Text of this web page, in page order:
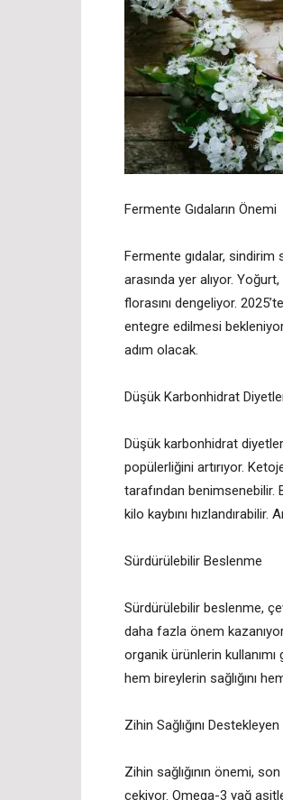
Fermente Gıdaların Önemi
Fermente gıdalar, sindirim
arasında yer alıyor.
florasını dengeliyor.
entegre edilmesi
adım olacak.
Düşük Karbonhidrat
Düşük karbonhidrat
popülerliğini artırıyor.
tarafından benimsenebilir.
kilo kaybını
Sürdürülebilir Beslenme
Sürdürülebilir beslenme,
daha fazla önem
organik ürünlerin kullanımı
hem bireylerin sağlığını
Zihin Sağlığını
Zihin sağlığının önemi,
çekiyor. Omega-3 yağ